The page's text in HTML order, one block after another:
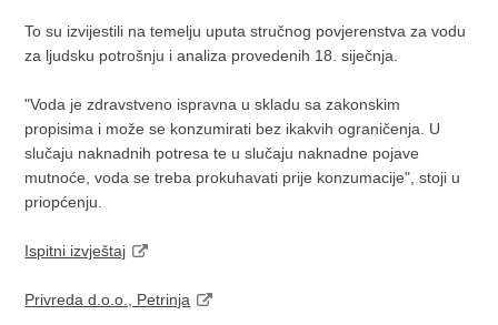
To su izvijestili na temelju uputa stručnog povjerenstva za vodu
za ljudsku potrošnju i analiza provedenih 18. siječnja.
"Voda je zdravstveno ispravna u skladu sa zakonskim
propisima i može se konzumirati bez ikakvih ograničenja. U
slučaju naknadnih potresa te u slučaju naknadne pojave
mutnoće, voda se treba prokuhavati prije konzumacije", stoji u
priopćenju.
Ispitni izvještaj
Privreda d.o.o., Petrinja